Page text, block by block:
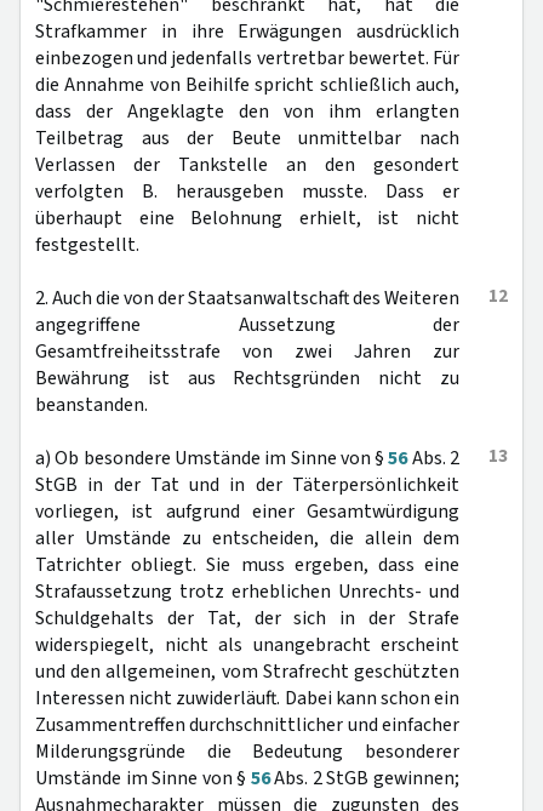
Strafkammer in ihre Erwägungen ausdrücklich
einbezogen und jedenfalls vertretbar bewertet. Für
die Annahme von Beihilfe spricht schließlich auch,
dass der Angeklagte den von ihm erlangten
Teilbetrag aus der Beute unmittelbar nach
Verlassen der Tankstelle an den gesondert
verfolgten B. herausgeben musste. Dass er
überhaupt eine Belohnung erhielt, ist nicht
festgestellt.
12
2. Auch die von der Staatsanwaltschaft des Weiteren
angegriffene Aussetzung der
Gesamtfreiheitsstrafe von zwei Jahren zur
Bewährung ist aus Rechtsgründen nicht zu
beanstanden.
13
a) Ob besondere Umstände im Sinne von §56Abs. 2
StGB in der Tat und in der Täterpersönlichkeit
vorliegen, ist aufgrund einer Gesamtwürdigung
aller Umstände zu entscheiden, die allein dem
Tatrichter obliegt. Sie muss ergeben, dass eine
Strafaussetzung trotz erheblichen Unrechts- und
Schuldgehalts der Tat, der sich in der Strafe
widerspiegelt, nicht als unangebracht erscheint
und den allgemeinen, vom Strafrecht geschützten
Interessen nicht zuwiderläuft. Dabei kann schon ein
Zusammentreffen durchschnittlicher und einfacher
Milderungsgründe die Bedeutung besonderer
Umstände im Sinne von § 56Abs. 2 StGB gewinnen;
Ausnahmecharakter müssen die zugunsten des